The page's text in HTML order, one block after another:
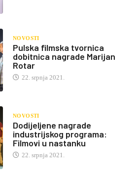
NOVOSTI
Pulska filmska tvornica
dobitnica nagrade Marijan
Rotar
22. srpnja 2021.
NOVOSTI
Dodijeljene nagrade
industrijskog programa:
Filmovi u nastanku
22. srpnja 2021.